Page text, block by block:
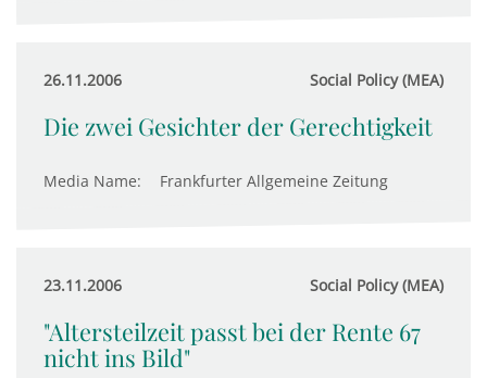
26.11.2006 Social Policy (MEA)
Die zwei Gesichter der Gerechtigkeit
Media Name: Frankfurter Allgemeine Zeitung
23.11.2006 Social Policy (MEA)
"Altersteilzeit passt bei der Rente 67
nicht ins Bild"